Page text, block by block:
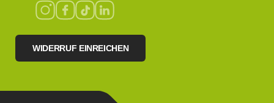
WIDERRUF EINREICHEN